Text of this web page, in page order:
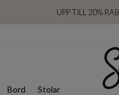
UPP TILL 20%
Bord Stolar